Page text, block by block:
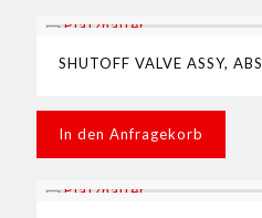
SHUTOFF VALVE ASSY, ABS
In den Anfragekorb